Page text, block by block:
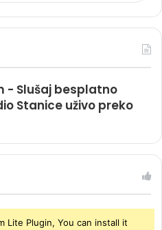
- Slušaj besplatno
Stanice uživo preko
Lite Plugin, You can install it